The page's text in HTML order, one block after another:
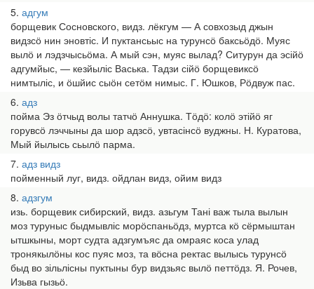
5 адгум
борщевик Сосновского, видз. лёкгум — А совхозыд джын
видзсӧ нин эновтіс. И пуктансьыс на турунсӧ баксьӧдӧ. Муяс
вылӧ и лэдзчысьӧма. А мый сэн, муяс вылад? Ситурун да эсійӧ
адгумйыс, — кезйыліс Васька. Тадзи сійӧ борщевиксӧ
нимтыліс, и ӧшйис сыӧн сетӧм нимыс. Г. Юшков, Рӧдвуж пас.
6 адз
пойма Эз ӧтчыд волы татчӧ Аннушка. Тӧдӧ: колӧ этійӧ яг
горувсӧ лэччыны да шор адзсӧ, увтасінсӧ вуджны. Н. Куратова,
Мый йылысь сьылӧ парма.
7 адз видз
пойменный луг, видз. ойдлан видз, ойим видз
8 адзгум
изь. борщевик сибирский, видз. азьгум Тані важ тыла вылын
моз туруныс быдмывліс морӧспаньӧдз, муртса кӧ сёрмыштан
ытшкыны, морт судта адзгумъяс да омраяс коса улад
тронякылӧны кос пуяс моз, та вӧсна ректас вылысь турунсӧ
быд во зільлісны пуктыны бур видзьяс вылӧ петтӧдз. Я. Рочев,
Изьва гызьӧ.